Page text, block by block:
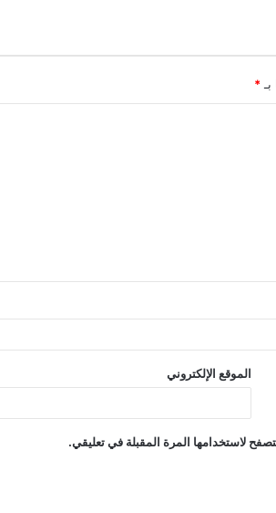
بـ*
الموقع الإلكتروني
لاستخدامها المرة المقبلة في تعليقي.